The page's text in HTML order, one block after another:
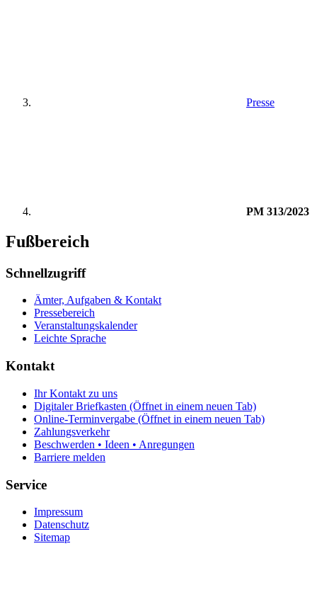
Presse
PM 313/2023
Fußbereich
Schnellzugriff
Ämter, Aufgaben & Kontakt
Pressebereich
Veranstaltungskalender
Leichte Sprache
Kontakt
Ihr Kontakt zu uns
Digitaler Briefkasten (Öffnet in einem neuen Tab)
Online-Terminvergabe (Öffnet in einem neuen Tab)
Zahlungsverkehr
Beschwerden • Ideen • Anregungen
Barriere melden
Service
Impressum
Datenschutz
Sitemap